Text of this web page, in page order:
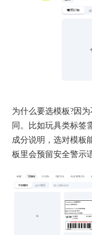
为什么要选模板?因
同。比如玩具类标签
成分说明，选对模板
板里会预留安全警示